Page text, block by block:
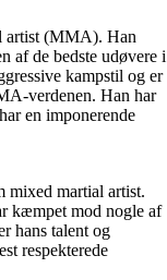
artist (MMA). Han
af ​​de bedste udøvere i
kampstil og er
verdenen. Han har
en imponerende
mixed martial artist.
kæmpet mod nogle af
hans talent og
respekterede